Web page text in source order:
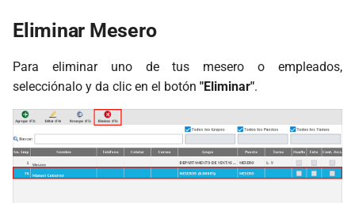
Eliminar Mesero
Para eliminar uno de tus mesero o empleados,
selecciónalo y da clic en el botón "Eliminar".